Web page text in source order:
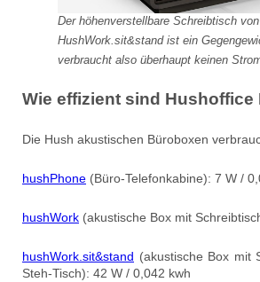
Der höhenverstellbare Schreibtisch von
HushWork.sit&stand ist ein
verbraucht also überhaupt keinen
Wie effizient sind Hushoffice
Die Hush akustischen Büroboxen
hushPhone (Büro-Telefonkabine): 7 W /
hushWork (akustische Box mit
hushWork.sit&stand (akustische Box mit
Steh-Tisch): 42 W / 0,042 kwh